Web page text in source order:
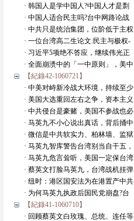
· 韩国人是学中国人?中国人才是剽
· 中国人适合民主吗?台中网路论战
· 中共只是统治集团，位阶低于主权
· 一位台湾高二生论文:民主与极权-
· 习近平5项绝不答应，继续伟光正
· 全面崩溃中的「一中原则」，美中
【紀錄42-1060721】
· 中美对峙新冷战大环境，持续至少
· 美国大选重回左右之争，资本主义
· 中共侵台是豪赌，美国不参战也必
· 马英九不小心说出真话，背后捅中
· 微信是中共软实力、柏林墙、监狱
· 马英九智库警告台湾别当自干五，
· 马英九危言耸听，美国一定保台湾
· 蔡英文打脸马英九，台湾战机挂弹
· 纽时：港区国安法为在港置产中共
· 为何马英九执政后国民党崩盘?台
【紀錄41-1060710】
· 回顾蔡英文白玫瑰、总统、连任等